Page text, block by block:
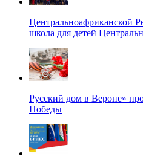
Центральноафриканской
школа для детей
Русский дом в Вероне»
Победы